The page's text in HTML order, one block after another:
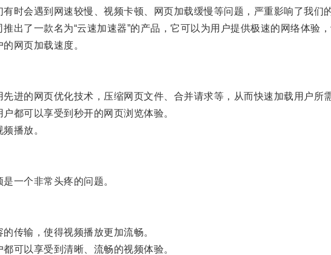
会遇到网速较慢、视频卡顿、网页加载缓慢等问题，严重影响了我们的
了一款名为“云速加速器”的产品，它可以为用户提供极速的网络体验，
网页加载速度。
的网页优化技术，压缩网页文件、合并请求等，从而快速加载用户所需
可以享受到秒开的网页浏览体验。
播放。
一个非常头疼的问题。
传输，使得视频播放更加流畅。
以享受到清晰、流畅的视频体验。